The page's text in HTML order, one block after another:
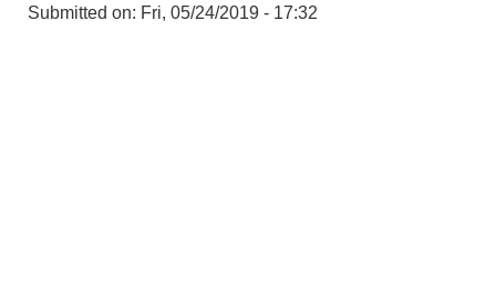
Submitted on: Fri, 05/24/2019 - 17:32